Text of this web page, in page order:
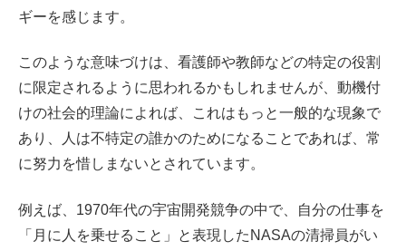
ギーを感じます。
このような意味づけは、看護師や教師などの特定の役割
に限定されるように思われるかもしれませんが、動機付
けの社会的理論によれば、これはもっと一般的な現象で
あり、人は不特定の誰かのためになることであれば、常
に努力を惜しまないとされています。
例えば、1970年代の宇宙開発競争の中で、自分の仕事を
「月に人を乗せること」と表現したNASAの清掃員がい